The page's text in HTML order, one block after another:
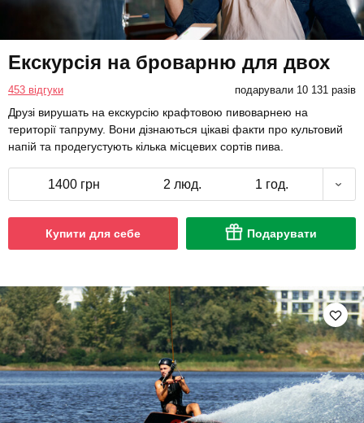
Екскурсія на броварню для двох
453 відгуки подарували 10 131 разів
Друзі вирушать на екскурсію крафтовою пивоварнею на
території тапруму. Вони дізнаються цікаві факти про культовий
напій та продегустують кілька місцевих сортів пива.
1400 грн 2 люд. 1 год.
Купити для себе Подарувати